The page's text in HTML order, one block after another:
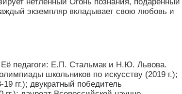
экземпляр вкладывает свою любовь и
Её педагоги: Е.П. Стальмак и Н.Ю. Львова.
школьников по искусству (2019 г.);
гг.); двукратный победитель